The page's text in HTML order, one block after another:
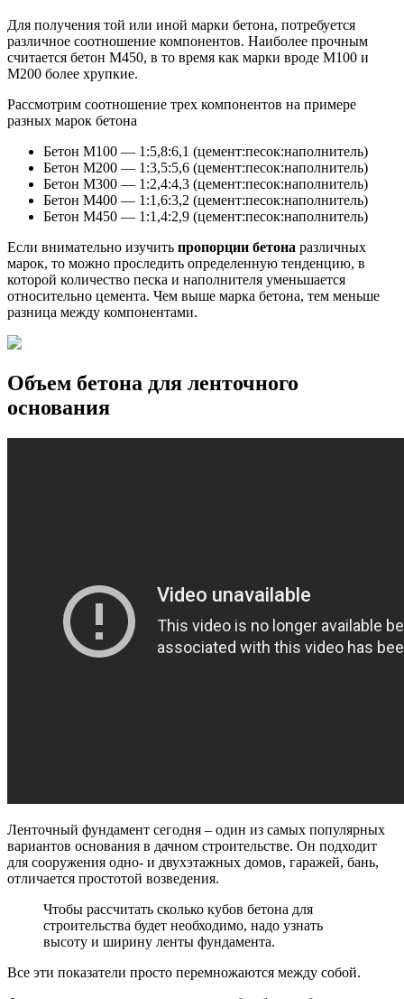
Для получения той или иной марки бетона, потребуется
различное соотношение компонентов. Наиболее прочным
считается бетон М450, в то время как марки вроде M100 и
M200 более хрупкие.
Рассмотрим соотношение трех компонентов на примере
разных марок бетона
Бетон М100 — 1:5,8:6,1 (цемент:песок:наполнитель)
Бетон М200 — 1:3,5:5,6 (цемент:песок:наполнитель)
Бетон М300 — 1:2,4:4,3 (цемент:песок:наполнитель)
Бетон М400 — 1:1,6:3,2 (цемент:песок:наполнитель)
Бетон М450 — 1:1,4:2,9 (цемент:песок:наполнитель)
Если внимательно изучить пропорции бетона различных
марок, то можно проследить определенную тенденцию, в
которой количество песка и наполнителя уменьшается
относительно цемента. Чем выше марка бетона, тем меньше
разница между компонентами.
Объем бетона для ленточного
основания
Ленточный фундамент сегодня – один из самых популярных
вариантов основания в дачном строительстве. Он подходит
для сооружения одно- и двухэтажных домов, гаражей, бань,
отличается простотой возведения.
Чтобы рассчитать сколько кубов бетона для
строительства будет необходимо, надо узнать
высоту и ширину ленты фундамента.
Все эти показатели просто перемножаются между собой.